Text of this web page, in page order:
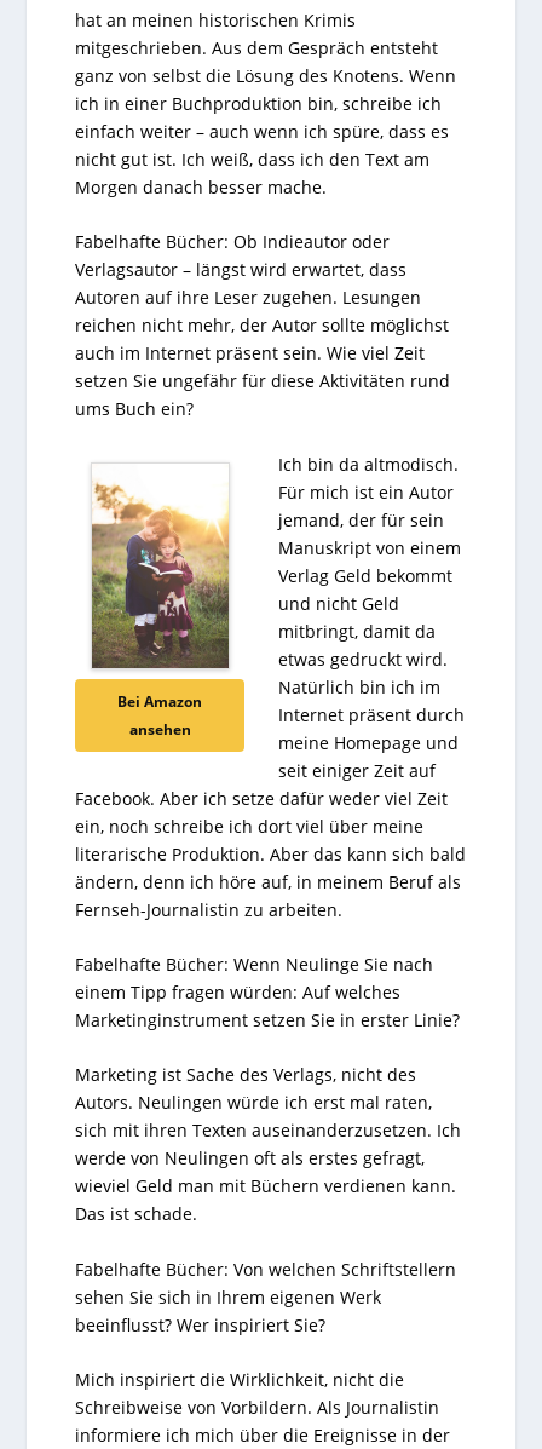
hat an meinen historischen Krimis
mitgeschrieben. Aus dem Gespräch entsteht
ganz von selbst die Lösung des Knotens. Wenn
ich in einer Buchproduktion bin, schreibe ich
einfach weiter – auch wenn ich spüre, dass es
nicht gut ist. Ich weiß, dass ich den Text am
Morgen danach besser mache.
Fabelhafte Bücher: Ob Indieautor oder
Verlagsautor – längst wird erwartet, dass
Autoren auf ihre Leser zugehen. Lesungen
reichen nicht mehr, der Autor sollte möglichst
auch im Internet präsent sein. Wie viel Zeit
setzen Sie ungefähr für diese Aktivitäten rund
ums Buch ein?
Bei Amazon
ansehen
Ich bin da altmodisch.
Für mich ist ein Autor
jemand, der für sein
Manuskript von einem
Verlag Geld bekommt
und nicht Geld
mitbringt, damit da
etwas gedruckt wird.
Natürlich bin ich im
Internet präsent durch
meine Homepage und
seit einiger Zeit auf
Facebook. Aber ich setze dafür weder viel Zeit
ein, noch schreibe ich dort viel über meine
literarische Produktion. Aber das kann sich bald
ändern, denn ich höre auf, in meinem Beruf als
Fernseh-Journalistin zu arbeiten.
Fabelhafte Bücher: Wenn Neulinge Sie nach
einem Tipp fragen würden: Auf welches
Marketinginstrument setzen Sie in erster Linie?
Marketing ist Sache des Verlags, nicht des
Autors. Neulingen würde ich erst mal raten,
sich mit ihren Texten auseinanderzusetzen. Ich
werde von Neulingen oft als erstes gefragt,
wieviel Geld man mit Büchern verdienen kann.
Das ist schade.
Fabelhafte Bücher: Von welchen Schriftstellern
sehen Sie sich in Ihrem eigenen Werk
beeinflusst? Wer inspiriert Sie?
Mich inspiriert die Wirklichkeit, nicht die
Schreibweise von Vorbildern. Als Journalistin
informiere ich mich über die Ereignisse in der